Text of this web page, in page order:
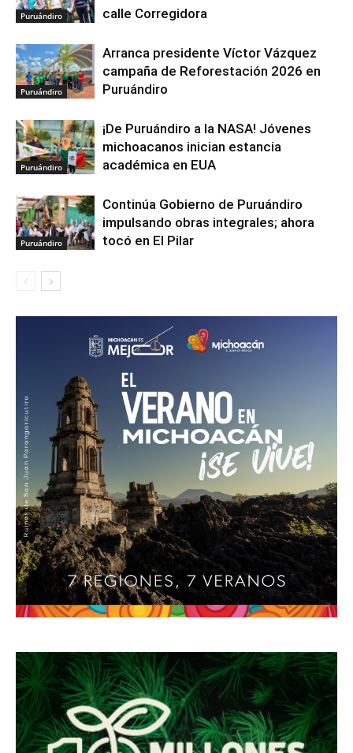
Puruándiro
calle Corregidora
Puruándiro
Arranca presidente Víctor Vázquez
campaña de Reforestación 2026 en
Puruándiro
Puruándiro
¡De Puruándiro a la NASA! Jóvenes
michoacanos inician estancia
académica en EUA
Puruándiro
Continúa Gobierno de Puruándiro
impulsando obras integrales; ahora
tocó en El Pilar